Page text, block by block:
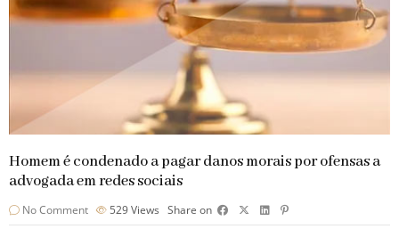
Homem é condenado a pagar danos morais por ofensas a
advogada em redes sociais
No Comment 529Views Share on